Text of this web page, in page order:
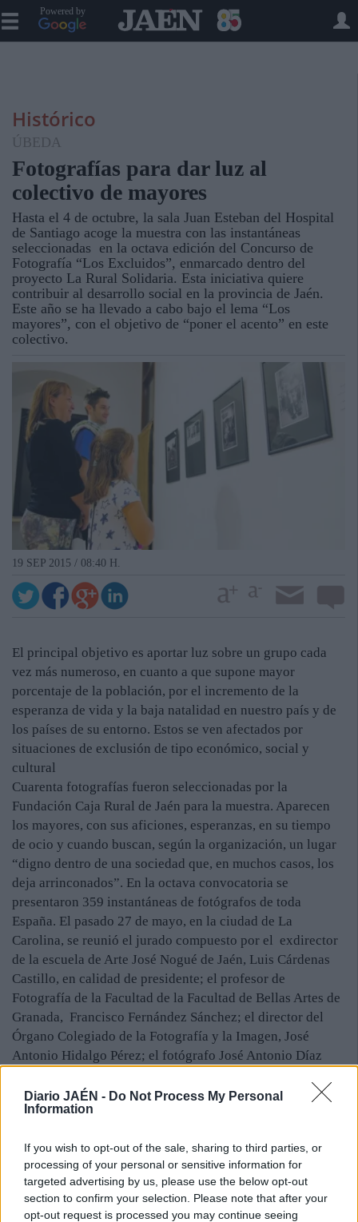
Diario JAÉN - Do Not Process My Personal
Information
If you wish to opt-out of the sale, sharing to third parties, or
processing of your personal or sensitive information for
targeted advertising by us, please use the below opt-out
section to confirm your selection. Please note that after your
opt-out request is processed you may continue seeing
Powered by
Histórico
ÚBEDA
Fotografías para dar luz al
colectivo de mayores
Hasta el 4 de octubre, la sala Juan Esteban del Hospital
de Santiago acoge la muestra con las instantáneas
seleccionadas en la octava edición del Concurso de
Fotografía “Los Excluidos”, enmarcado dentro del
proyecto La Rural Solidaria. Esta iniciativa quiere
contribuir al desarrollo social en la provincia de Jaén.
Este año se ha llevado a cabo bajo el lema “Los
mayores”, con el objetivo de “poner el acento” en este
colectivo.
19 SEP 2015 / 08:40 H.
El principal objetivo es aportar luz sobre un grupo cada
vez más numeroso, en cuanto a que supone mayor
porcentaje de la población, por el incremento de la
esperanza de vida y la baja natalidad en nuestro país y de
los países de su entorno. Estos se ven afectados por
situaciones de exclusión de tipo económico, social y
cultural
Cuarenta fotografías fueron seleccionadas por la
Fundación Caja Rural de Jaén para la muestra. Aparecen
los mayores, con sus aficiones, esperanzas, en su tiempo
de ocio y cuando buscan, según la organización, un lugar
“digno dentro de una sociedad que, en muchos casos, los
deja arrinconados”. En la octava convocatoria se
presentaron 359 instantáneas de fotógrafos de toda
España. El pasado 27 de mayo, en la ciudad de La
Carolina, se reunió el jurado compuesto por el exdirector
de la escuela de Arte José Nogué de Jaén, Luis Cárdenas
Castillo, en calidad de presidente; el profesor de
Fotografía de la Facultad de la Facultad de Bellas Artes de
Granada, Francisco Fernández Sánchez; el director del
Órgano Colegiado de la Fotografía y la Imagen, José
Antonio Hidalgo Pérez; el fotógrafo José Antonio Díaz
Javier Acisclo Hierro.
La fotografía premiada fue “La señora de las calabazas”,
“Maestro 2010”, de José Luis García García, y el tercero
recayó en Manuel López Francés y su fotografía “Club de
Mayores”. Como en anteriores convocatorias se podrá ver
en diferentes salas de la provincia.